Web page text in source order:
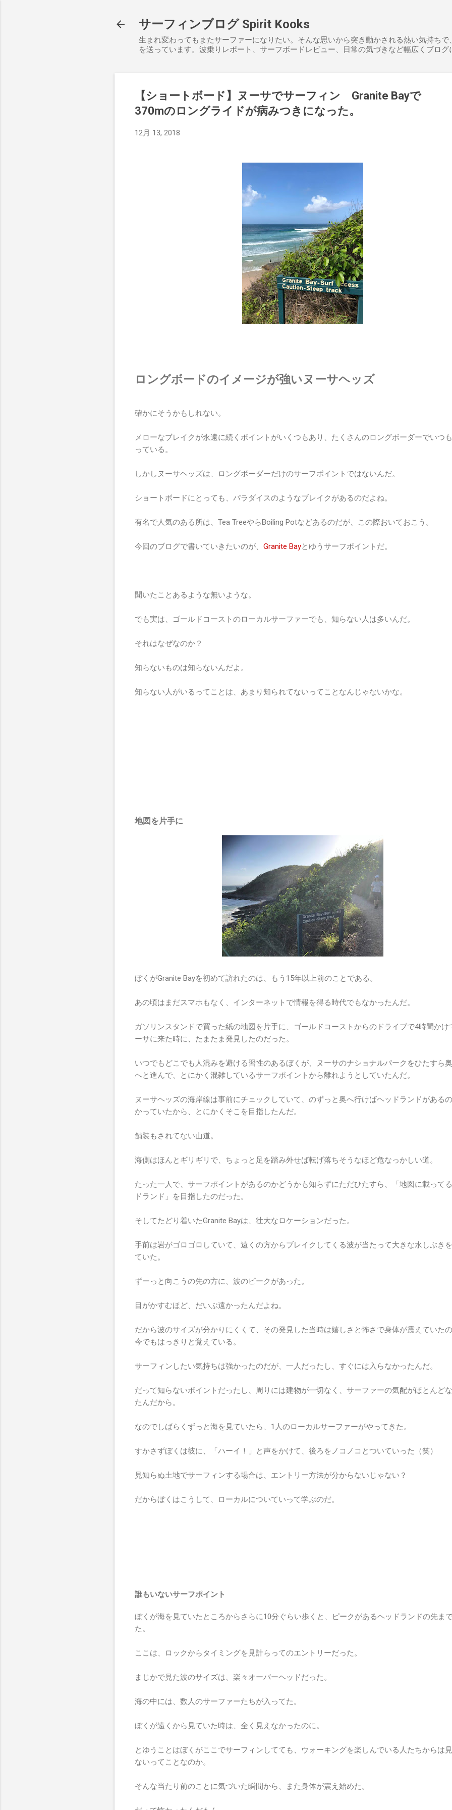
サーフィンブログ Spirit Kooks
生まれ変わってもまたサーファーになりたい。そんな思いから突き動かされる熱い気持ちで
を送っています。波乗りレポート、サーフボードレビュー、日常の気づきなど幅広くブログ
【ショートボード】ヌーサでサーフィン Granite Bayで
370mのロングライドが病みつきになった。
12月 13, 2018
ロングボードのイメージが強いヌーサヘッズ
確かにそうかもしれない。
メローなブレイクが永遠に続くポイントがいくつもあり、たくさんのロングボーダーでいつ
っている。
しかしヌーサヘッズは、ロングボーダーだけのサーフポイントではないんだ。
ショートボードにとっても、パラダイスのようなブレイクがあるのだよね。
有名で人気のある所は、Tea TreeやらBoiling Potなどあるのだが、この際おいておこう。
今回のブログで書いていきたいのが、 Granite Bayとゆうサーフポイントだ。
聞いたことあるような無いような。
でも実は、ゴールドコーストのローカルサーファーでも、知らない人は多いんだ。
それはなぜなのか？
知らないものは知らないんだよ。
知らない人がいるってことは、あまり知られてないってことなんじゃないかな。
地図を片手に
ぼくがGranite Bayを初めて訪れたのは、もう15年以上前のことである。
あの頃はまだスマホもなく、インターネットで情報を得る時代でもなかったんだ。
ガソリンスタンドで買った紙の地図を片手に、ゴールドコーストからのドライブで4時間かけ
ーサに来た時に、たまたま発見したのだった。
いつでもどこでも人混みを避ける習性のあるぼくが、ヌーサのナショナルパークをひたすら
へと進んで、とにかく混雑しているサーフポイントから離れようとしていたんだ。
ヌーサヘッズの海岸線は事前にチェックしていて、のずっと奥へ行けばヘッドランドがある
かっていたから、とにかくそこを目指したんだ。
舗装もされてない山道。
海側はほんとギリギリで、ちょっと足を踏み外せば転げ落ちそうなほど危なっかしい道。
たった一人で、サーフポイントがあるのかどうかも知らずにただひたすら、「地図に載って
ドランド」を目指したのだった。
そしてたどり着いたGranite Bayは、壮大なロケーションだった。
手前は岩がゴロゴロしていて、遠くの方からブレイクしてくる波が当たって大きな水しぶき
ていた。
ずーっと向こうの先の方に、波のピークがあった。
目がかすむほど、だいぶ遠かったんだよね。
だから波のサイズが分かりにくくて、その発見した当時は嬉しさと怖さで身体が震えていた
今でもはっきりと覚えている。
サーフィンしたい気持ちは強かったのだが、一人だったし、すぐには入らなかったんだ。
だって知らないポイントだったし、周りには建物が一切なく、サーファーの気配がほとんど
たんだから。
なのでしばらくずっと海を見ていたら、1人のローカルサーファーがやってきた。
すかさずぼくは彼に、「ハーイ！」と声をかけて、後ろをノコノコとついていった（笑）
見知らぬ土地でサーフィンする場合は、エントリー方法が分からないじゃない？
だからぼくはこうして、ローカルについていって学ぶのだ。
誰もいないサーフポイント
ぼくが海を見ていたところからさらに10分ぐらい歩くと、ピークがあるヘッドランドの先ま
た。
ここは、ロックからタイミングを見計らってのエントリーだった。
まじかで見た波のサイズは、楽々オーバーヘッドだった。
海の中には、数人のサーファーたちが入ってた。
ぼくが遠くから見ていた時は、全く見えなかったのに。
とゆうことはぼくがここでサーフィンしてても、ウォーキングを楽しんでいる人たちからは
ないってことなのか。
そんな当たり前のことに気づいた瞬間から、また身体が震え始めた。